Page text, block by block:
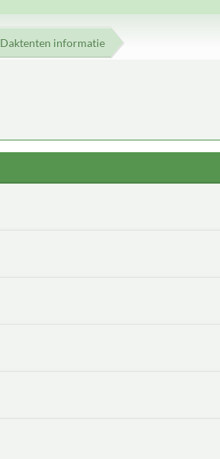
Daktenten informatie